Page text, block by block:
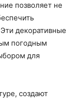
позволяет не
декоративные
погодным
для
создают